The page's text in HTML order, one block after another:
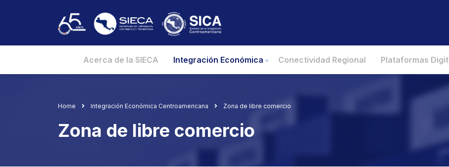
Acerca de la SIECA Integración Económica Conectividad Regional Plataformas
Home Integración Económica Centroamericana Zona de libre comercio
Zona de libre comercio